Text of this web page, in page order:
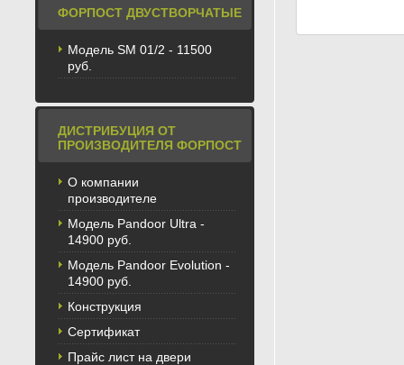
ФОРПОСТ ДВУСТВОРЧАТЫЕ
Модель SM 01/2 - 11500
руб.
ДИСТРИБУЦИЯ ОТ
ПРОИЗВОДИТЕЛЯ ФОРПОСТ
О компании
производителе
Модель Pandoor Ultra -
14900 руб.
Модель Pandoor Evolution -
14900 руб.
Конструкция
Сертификат
Прайс лист на двери